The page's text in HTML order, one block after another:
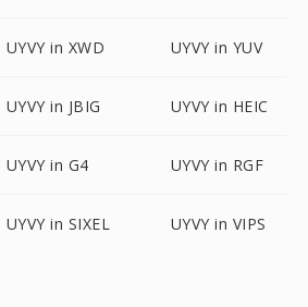
UYVY in XWD UYVY in YUV
UYVY in JBIG UYVY in HEIC
UYVY in G4 UYVY in RGF
UYVY in SIXEL UYVY in VIPS